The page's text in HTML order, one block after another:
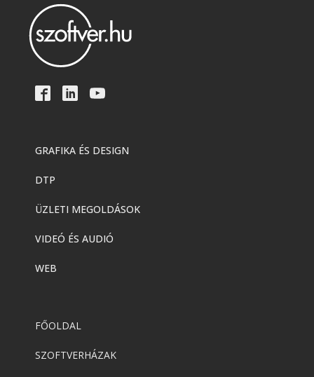
GRAFIKA ÉS DESIGN
DTP
ÜZLETI MEGOLDÁSOK
VIDEÓ ÉS AUDIÓ
WEB
FŐOLDAL
SZOFTVERHÁZAK